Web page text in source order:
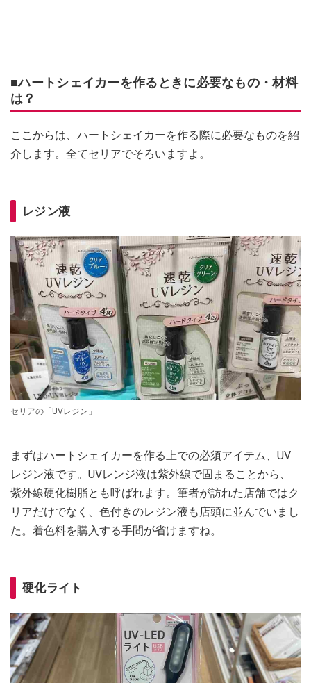
■ハートシェイカーを作るときに必要なもの・材料
は？
ここからは、ハートシェイカーを作る際に必要なものを紹
介します。全てセリアでそろいますよ。
レジン液
セリアの「UVレジン」
まずはハートシェイカーを作る上での必須アイテム、UV
レジン液です。UVレンジ液は紫外線で固まることから、
紫外線硬化樹脂とも呼ばれます。筆者が訪れた店舗ではク
リアだけでなく、色付きのレジン液も店頭に並んでいまし
た。着色料を購入する手間が省けますね。
硬化ライト